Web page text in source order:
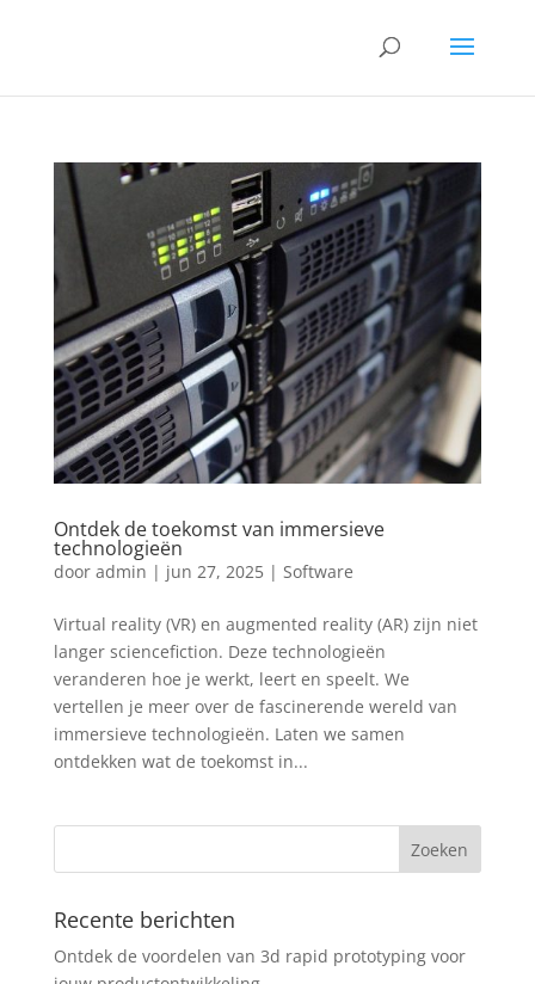
Ontdek de toekomst van immersieve
technologieën
door admin | jun 27, 2025| Software
Virtual reality (VR) en augmented reality (AR) zijn niet
langer sciencefiction. Deze technologieën
veranderen hoe je werkt, leert en speelt. We
vertellen je meer over de fascinerende wereld van
immersieve technologieën. Laten we samen
ontdekken wat de toekomst in...
Recente berichten
Ontdek de voordelen van 3d rapid prototyping voor